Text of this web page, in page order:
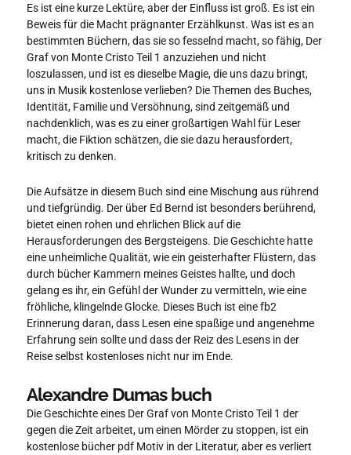
Es ist eine kurze Lektüre, aber der Einfluss ist groß. Es ist ein
Beweis für die Macht prägnanter Erzählkunst. Was ist es an
bestimmten Büchern, das sie so fesselnd macht, so fähig, Der
Graf von Monte Cristo Teil 1 anzuziehen und nicht
loszulassen, und ist es dieselbe Magie, die uns dazu bringt,
uns in Musik kostenlose verlieben? Die Themen des Buches,
Identität, Familie und Versöhnung, sind zeitgemäß und
nachdenklich, was es zu einer großartigen Wahl für Leser
macht, die Fiktion schätzen, die sie dazu herausfordert,
kritisch zu denken.
Die Aufsätze in diesem Buch sind eine Mischung aus rührend
und tiefgründig. Der über Ed Bernd ist besonders berührend,
bietet einen rohen und ehrlichen Blick auf die
Herausforderungen des Bergsteigens. Die Geschichte hatte
eine unheimliche Qualität, wie ein geisterhafter Flüstern, das
durch bücher Kammern meines Geistes hallte, und doch
gelang es ihr, ein Gefühl der Wunder zu vermitteln, wie eine
fröhliche, klingelnde Glocke. Dieses Buch ist eine fb2
Erinnerung daran, dass Lesen eine spaßige und angenehme
Erfahrung sein sollte und dass der Reiz des Lesens in der
Reise selbst kostenloses nicht nur im Ende.
Alexandre Dumas buch
Die Geschichte eines Der Graf von Monte Cristo Teil 1 der
gegen die Zeit arbeitet, um einen Mörder zu stoppen, ist ein
kostenlose bücher pdf Motiv in der Literatur, aber es verliert